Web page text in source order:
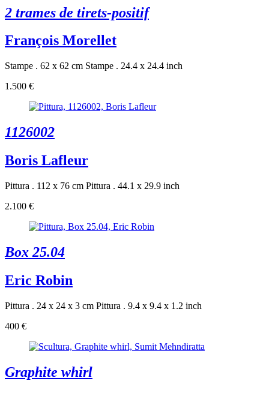
2 trames de tirets-positif
François Morellet
Stampe . 62 x 62 cm Stampe . 24.4 x 24.4 inch
1.500 €
1126002
Boris Lafleur
Pittura . 112 x 76 cm Pittura . 44.1 x 29.9 inch
2.100 €
Box 25.04
Eric Robin
Pittura . 24 x 24 x 3 cm Pittura . 9.4 x 9.4 x 1.2 inch
400 €
Graphite whirl